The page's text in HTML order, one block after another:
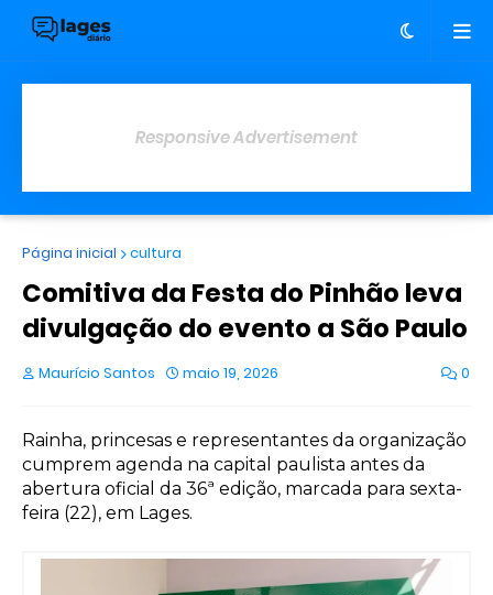
Responsive Advertisement
Página inicial cultura
Comitiva da Festa do Pinhão leva
divulgação do evento a São Paulo
Maurício Santos maio 19, 2026 0
Rainha, princesas e representantes da organização
cumprem agenda na capital paulista antes da
abertura oficial da 36ª edição, marcada para sexta-
feira (22), em Lages.